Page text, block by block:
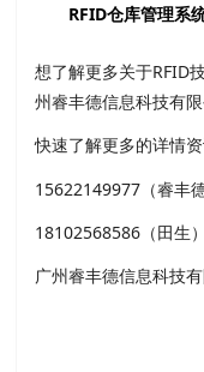
RFID仓库管理系
想了解更多关于RFID
州睿丰德信息科技有限
快速了解更多的详情
15622149977（睿丰德
18102568586（田生）
广州睿丰德信息科技有